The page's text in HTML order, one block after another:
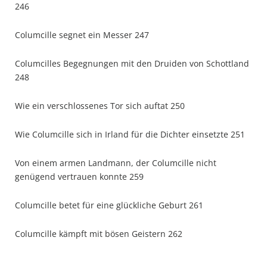
246
Columcille segnet ein Messer 247
Columcilles Begegnungen mit den Druiden von Schottland
248
Wie ein verschlossenes Tor sich auftat 250
Wie Columcille sich in Irland für die Dichter einsetzte 251
Von einem armen Landmann, der Columcille nicht
genügend vertrauen konnte 259
Columcille betet für eine glückliche Geburt 261
Columcille kämpft mit bösen Geistern 262